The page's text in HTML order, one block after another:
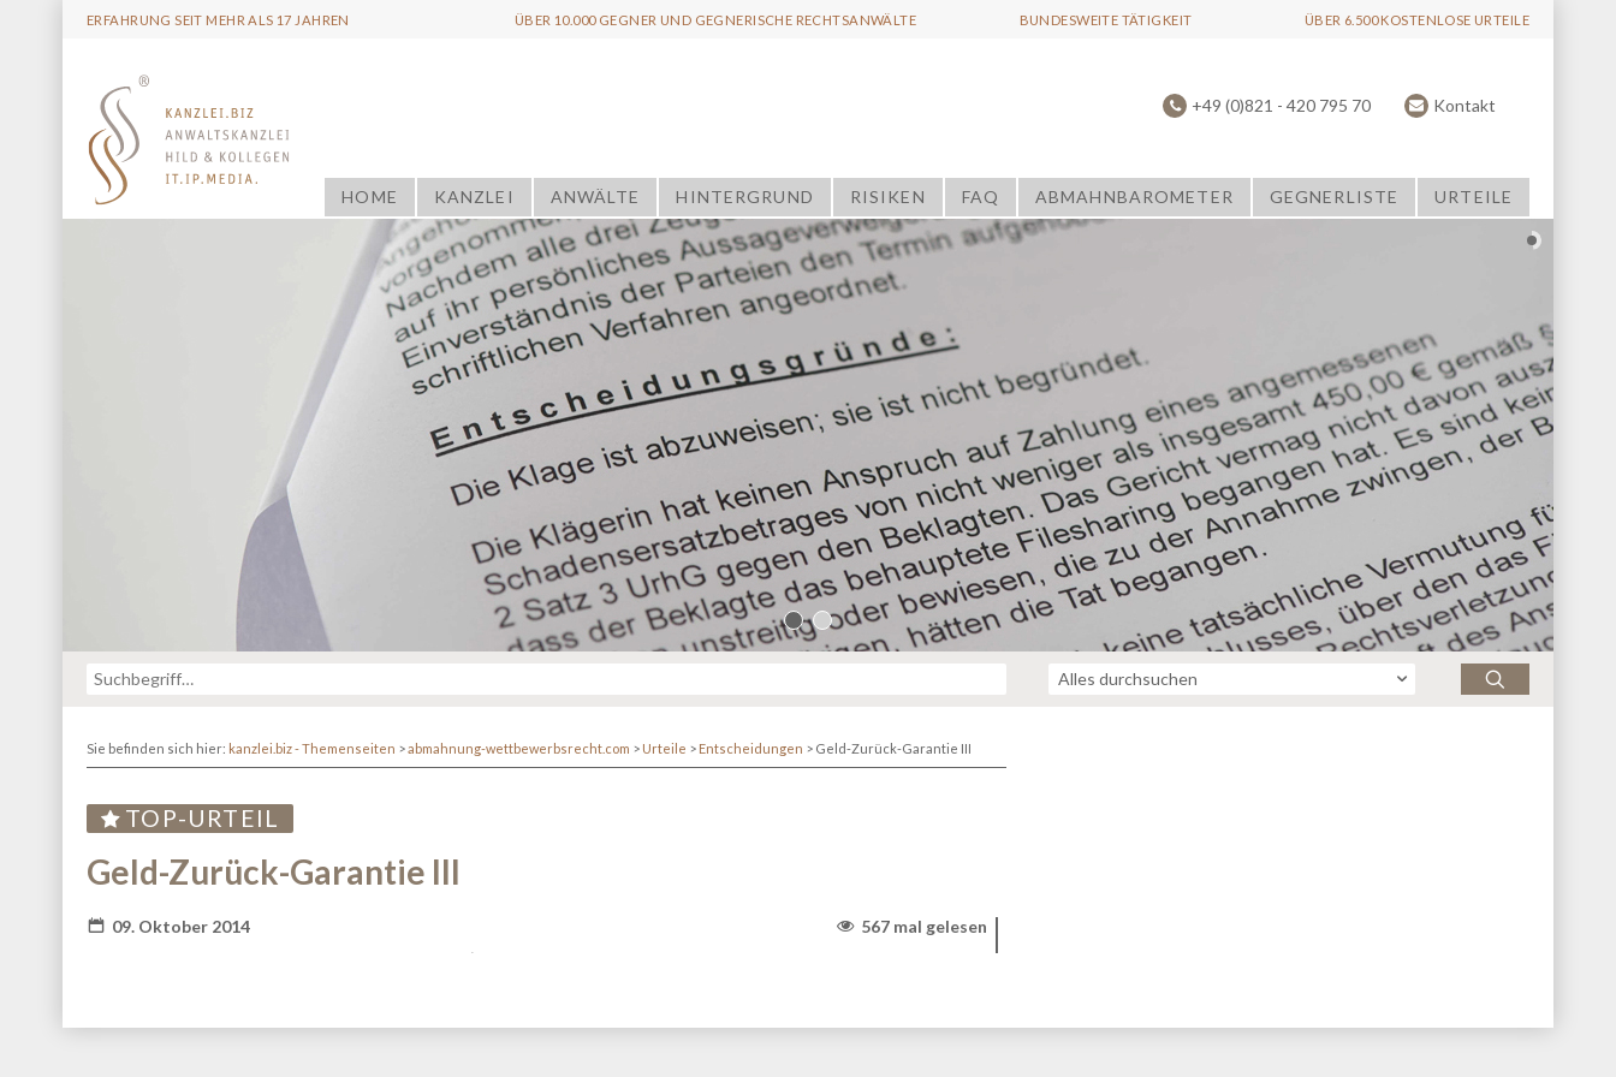
ERFAHRUNG SEIT MEHR ALS 17 JAHREN ÜBER 10.000 GEGNER UND GEGNERISCHE RECHTSANWÄLTE BUNDESWEITE TÄTIGKEIT ÜBER 6.500 KOSTENLOSE URTEILE
+49 (0)821 - 420 795 70 Kontakt
HOME KANZLEI ANWÄLTE HINTERGRUND RISIKEN FAQ ABMAHNBAROMETER GEGNERLISTE URTEILE
Sie befinden sich hier: kanzlei.biz - Themenseiten > abmahnung-wettbewerbsrecht.com > Urteile > Entscheidungen > Geld-Zurück-Garantie III
TOP-URTEIL
Geld-Zurück-Garantie III
09. Oktober 2014
567 mal gelesen
: Redefinition of parameter $_ in